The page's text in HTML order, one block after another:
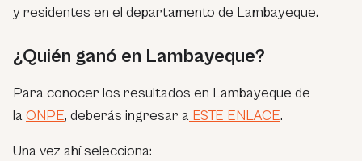
y residentes en el departamento de Lambayeque.
¿Quién ganó en Lambayeque?
Para conocer los resultados en Lambayeque de
la ONPE, deberás ingresar a ESTE ENLACE.
Una vez ahí selecciona: